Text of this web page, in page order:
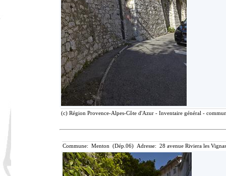
(c) Région Provence-Alpes-Côte d'Azur - Inventaire général -
Commune: Menton (Dép.06) Adresse: 28 avenue Riviera les